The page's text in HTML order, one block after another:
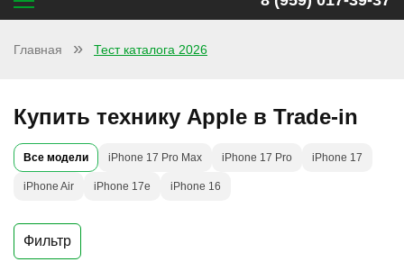
Главная Тест каталога 2026
Купить технику Apple в Trade-in
Все модели iPhone 17 Pro Max iPhone 17 Pro iPhone 17
iPhone Air iPhone 17e iPhone 16
Фильтр